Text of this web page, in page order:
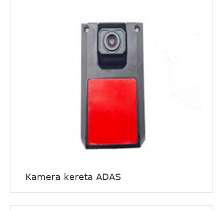
Kamera kereta ADAS